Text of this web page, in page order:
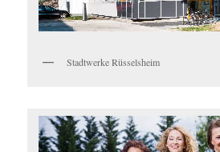
Stadtwerke Rüsselsheim